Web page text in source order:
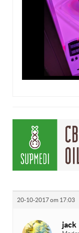
20-10-2017 om 17:03
jack